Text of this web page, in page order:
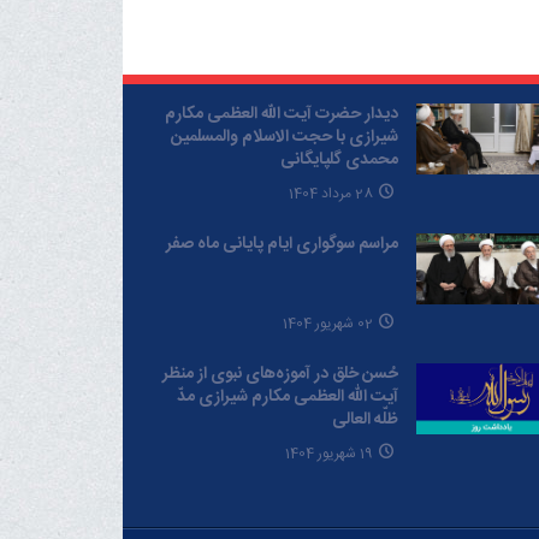
دیدار حضرت آیت الله العظمی مکارم
شیرازی با حجت الاسلام والمسلمین
محمدی گلپایگانی
28 مرداد 1404
مراسم سوگواری ایام پایانی ماه صفر
02 شهریور 1404
حُسن خلق در آموزه‌های نبوی از منظر
آیت الله العظمی مکارم شیرازی مدّ
ظلّه العالی
19 شهریور 1404